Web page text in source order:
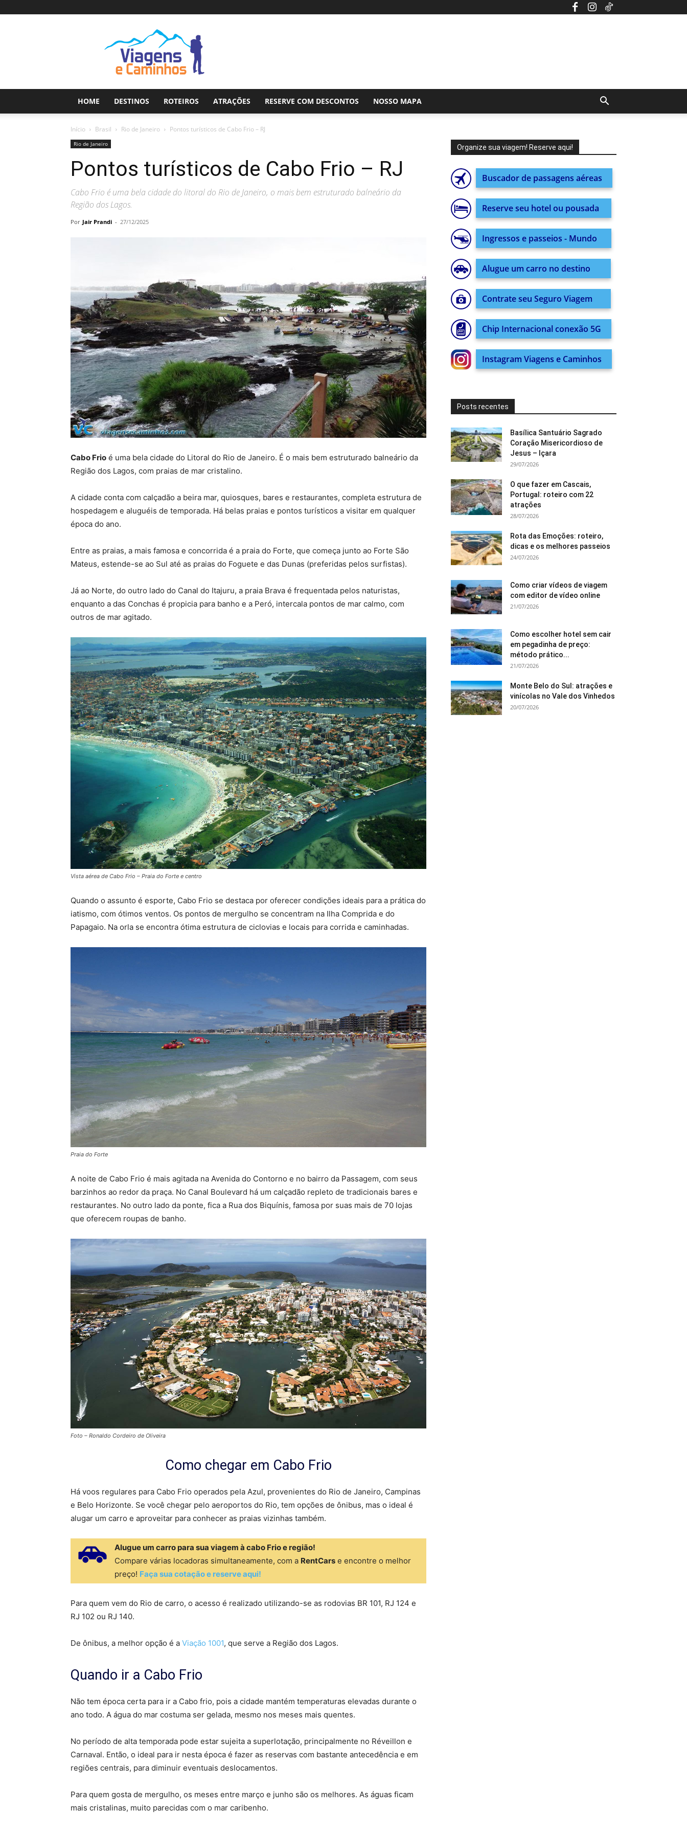
Viagens
e
Caminhos
HOME DESTINOS ROTEIROS ATRAÇÕES RESERVE COM DESCONTOS NOSSO MAPA
Início Brasil Rio de Janeiro Pontos turísticos de Cabo Frio – RJ
Rio de Janeiro
Pontos turísticos de Cabo Frio – RJ
Cabo Frio é uma bela cidade do litoral do Rio de Janeiro, o mais bem estruturado balneário da
Região dos Lagos.
Por Jair Prandi - 27/12/2025
Cabo Frio é uma bela cidade do Litoral do Rio de Janeiro. É o mais bem estruturado balneário da
Região dos Lagos, com praias de mar cristalino.
A cidade conta com calçadão a beira mar, quiosques, bares e restaurantes, completa estrutura de
hospedagem e aluguéis de temporada. Há belas praias e pontos turísticos a visitar em qualquer
época do ano.
Entre as praias, a mais famosa e concorrida é a praia do Forte, que começa junto ao Forte São
Mateus, estende-se ao Sul até as praias do Foguete e das Dunas (preferidas pelos surfistas).
Já ao Norte, do outro lado do Canal do Itajuru, a praia Brava é frequentada pelos naturistas,
enquanto a das Conchas é propicia para banho e a Peró, intercala pontos de mar calmo, com
outros de mar agitado.
Vista aérea de Cabo Frio – Praia do Forte e centro
Quando o assunto é esporte, Cabo Frio se destaca por oferecer condições ideais para a prática do
iatismo, com ótimos ventos. Os pontos de mergulho se concentram na Ilha Comprida e do
Papagaio. Na orla se encontra ótima estrutura de ciclovias e locais para corrida e caminhadas.
Praia do Forte
A noite de Cabo Frio é mais agitada na Avenida do Contorno e no bairro da Passagem, com seus
barzinhos ao redor da praça. No Canal Boulevard há um calçadão repleto de tradicionais bares e
restaurantes. No outro lado da ponte, fica a Rua dos Biquínis, famosa por suas mais de 70 lojas
que oferecem roupas de banho.
Foto – Ronaldo Cordeiro de Oliveira
Como chegar em Cabo Frio
Há voos regulares para Cabo Frio operados pela Azul, provenientes do Rio de Janeiro, Campinas
e Belo Horizonte. Se você chegar pelo aeroportos do Rio, tem opções de ônibus, mas o ideal é
alugar um carro e aproveitar para conhecer as praias vizinhas também.
Alugue um carro para sua viagem à cabo Frio e região!
Compare várias locadoras simultaneamente, com a RentCars e encontre o melhor
preço! Faça sua cotação e reserve aqui!
Para quem vem do Rio de carro, o acesso é realizado utilizando-se as rodovias BR 101, RJ 124 e
RJ 102 ou RJ 140.
De ônibus, a melhor opção é a Viação 1001, que serve a Região dos Lagos.
Quando ir a Cabo Frio
Não tem época certa para ir a Cabo frio, pois a cidade mantém temperaturas elevadas durante o
ano todo. A água do mar costuma ser gelada, mesmo nos meses mais quentes.
No período de alta temporada pode estar sujeita a superlotação, principalmente no Réveillon e
Carnaval. Então, o ideal para ir nesta época é fazer as reservas com bastante antecedência e em
regiões centrais, para diminuir eventuais deslocamentos.
Para quem gosta de mergulho, os meses entre março e junho são os melhores. As águas ficam
mais cristalinas, muito parecidas com o mar caribenho.
Organize sua viagem! Reserve aqui!
Buscador de passagens aéreas
Reserve seu hotel ou pousada
Ingressos e passeios - Mundo
Alugue um carro no destino
Contrate seu Seguro Viagem
Chip Internacional conexão 5G
Instagram Viagens e Caminhos
Posts recentes
Basílica Santuário Sagrado
Coração Misericordioso de
Jesus – Içara
29/07/2026
O que fazer em Cascais,
Portugal: roteiro com 22
atrações
28/07/2026
Rota das Emoções: roteiro,
dicas e os melhores passeios
24/07/2026
Como criar vídeos de viagem
com editor de vídeo online
21/07/2026
Como escolher hotel sem cair
em pegadinha de preço:
método prático...
21/07/2026
Monte Belo do Sul: atrações e
vinícolas no Vale dos Vinhedos
20/07/2026